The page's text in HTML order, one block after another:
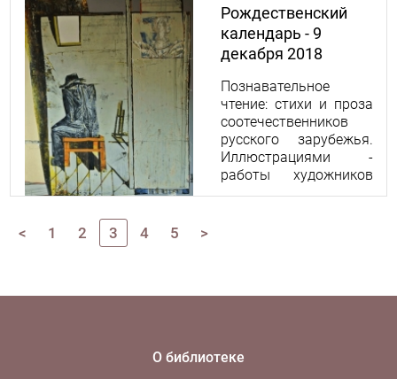
Рождественский
календарь - 9
декабря 2018
Познавательное
чтение: стихи и проза
соотечественников
русского зарубежья.
Иллюстрациями -
работы художников
Николая и Ольги
< 1 2 3 4 5 >
О библиотеке